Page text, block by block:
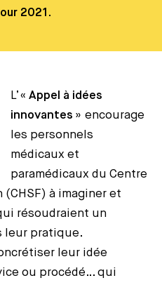
2021 .
L’« Appel à idées
innovantes » encourage
les personnels
médicaux et
paramédicaux du Centre
à imaginer et
résoudraient un
leur pratique.
leur idée
ou procédé… qui